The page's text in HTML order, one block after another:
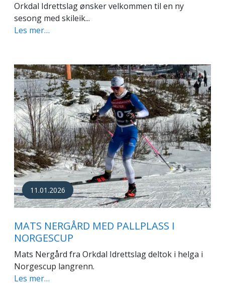
Orkdal Idrettslag ønsker velkommen til en ny
sesong med skileik...
Les mer…
11.01.2026
MATS NERGÅRD MED PALLPLASS I
NORGESCUP
Mats Nergård fra Orkdal Idrettslag deltok i helga i
Norgescup langrenn.
Les mer…